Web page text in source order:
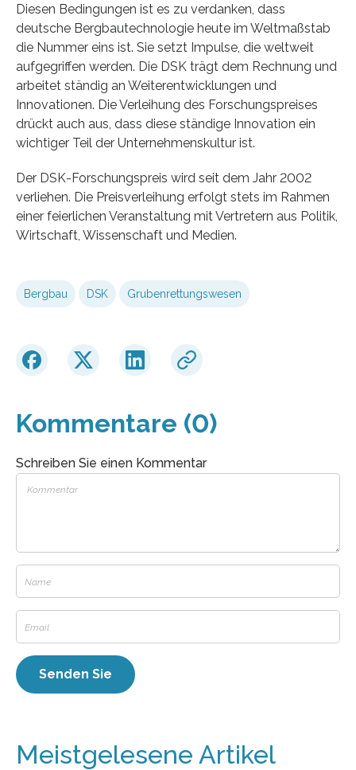
Diesen Bedingungen ist es zu verdanken, dass
deutsche Bergbautechnologie heute im Weltmaßstab
die Nummer eins ist. Sie setzt Impulse, die weltweit
aufgegriffen werden. Die DSK trägt dem Rechnung und
arbeitet ständig an Weiterentwicklungen und
Innovationen. Die Verleihung des Forschungspreises
drückt auch aus, dass diese ständige Innovation ein
wichtiger Teil der Unternehmenskultur ist.
Der DSK-Forschungspreis wird seit dem Jahr 2002
verliehen. Die Preisverleihung erfolgt stets im Rahmen
einer feierlichen Veranstaltung mit Vertretern aus Politik,
Wirtschaft, Wissenschaft und Medien.
Bergbau DSK Grubenrettungswesen
Kommentare (0)
Schreiben Sie einen Kommentar
Meistgelesene Artikel